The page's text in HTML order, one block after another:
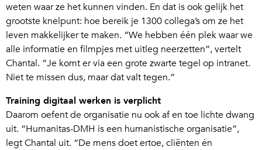
weten waar ze het kunnen vinden. En dat is ook gelijk het
grootste knelpunt: hoe bereik je 1300 collega’s om ze het
leven makkelijker te maken. “We hebben één plek waar we
alle informatie en filmpjes met uitleg neerzetten”, vertelt
Chantal. “Je komt er via een grote zwarte tegel op intranet.
Niet te missen dus, maar dat valt tegen.”
Training digitaal werken is verplicht
Daarom oefent de organisatie nu ook af en toe lichte dwang
uit. “Humanitas-DMH is een humanistische organisatie”,
legt Chantal uit. “De mens doet ertoe, cliënten én